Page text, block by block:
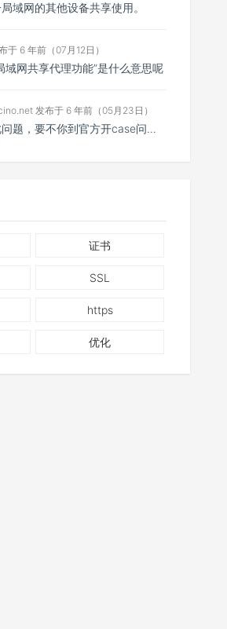
域网的其他设备共享使用。
于 6 年前（07月12日）
域网共享代理功能”是什么意思呢
发布于 6 年前（05月23日）
我没遇到此问题，要不你到官方开case问问看？
证书
SSL
https
优化